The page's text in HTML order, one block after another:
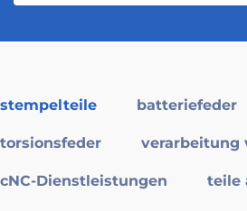
stempelteile batteriefeder
torsionsfeder verarbeitung
cNC-Dienstleistungen teile